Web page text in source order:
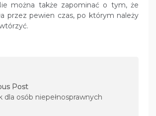
można także zapominać o tym, że
przez pewien czas, po którym należy
Post
dla osób niepełnosprawnych